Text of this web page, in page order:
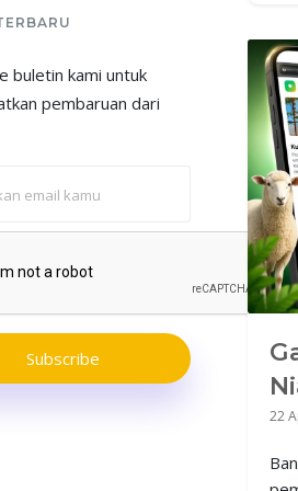
yang Berbelit
buletin kami untuk
pembaruan dari
Subscribe
22